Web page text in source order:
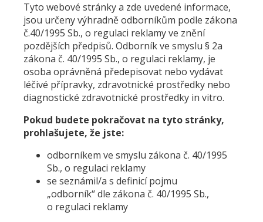
Tyto webové stránky a zde uvedené informace,
jsou určeny výhradně odborníkům podle zákona
č.40/1995 Sb., o regulaci reklamy ve znění
pozdějších předpisů. Odborník ve smyslu § 2a
zákona č. 40/1995 Sb., o regulaci reklamy, je
osoba oprávněná předepisovat nebo vydávat
léčivé přípravky, zdravotnické prostředky nebo
diagnostické zdravotnické prostředky in vitro.
Pokud budete pokračovat na tyto stránky,
prohlašujete, že jste:
odborníkem ve smyslu zákona č. 40/1995
Sb., o regulaci reklamy
se seznámil/a s definicí pojmu
„odborník“ dle zákona č. 40/1995 Sb.,
o regulaci reklamy